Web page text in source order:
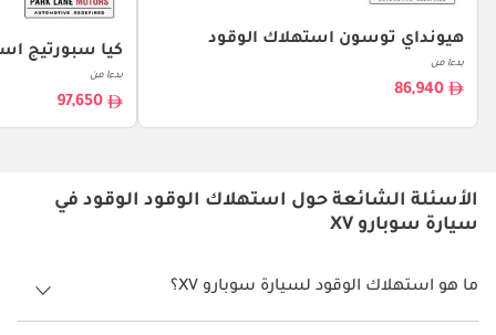
هيونداي توسون استهلاك الوقود
بدءا من
86,940
كيا سبورتيج
بدءا من
97,650
الأسئلة الشائعة حول استهلاك الوقود الوقود في
سيارة سوبارو XV
ما هو استهلاك الوقود لسيارة سوبارو XV؟
يتراوح استهلاك الوقود لسيارة سوبارو XV بين 13.7 كم/ليتر.